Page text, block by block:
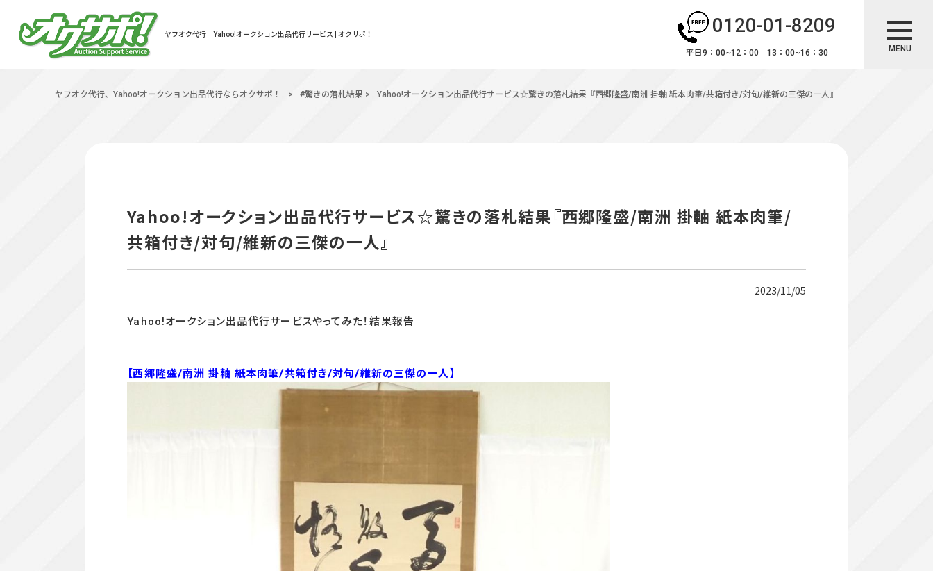
ヤフオク代行｜Yahoo!オークション出品代行サービス | オクサポ！ 0120-01-8209
平日9：00~12：00 13：00~16：30 MENU
ヤフオク代行、Yahoo!オークション出品代行ならオクサポ！ > #驚きの落札結果 > Yahoo!オークション出品代行サービス☆驚きの落札結果『西郷隆盛/南洲 掛軸 紙本肉筆/共箱付き/対句/維新の三傑の一人』
Yahoo!オークション出品代行サービス☆驚きの落札結果『西郷隆盛/南洲 掛軸 紙本肉筆/
共箱付き/対句/維新の三傑の一人』
2023/11/05
Yahoo!オークション出品代行サービスやってみた！結果報告
【西郷隆盛/南洲 掛軸 紙本肉筆/共箱付き/対句/維新の三傑の一人】